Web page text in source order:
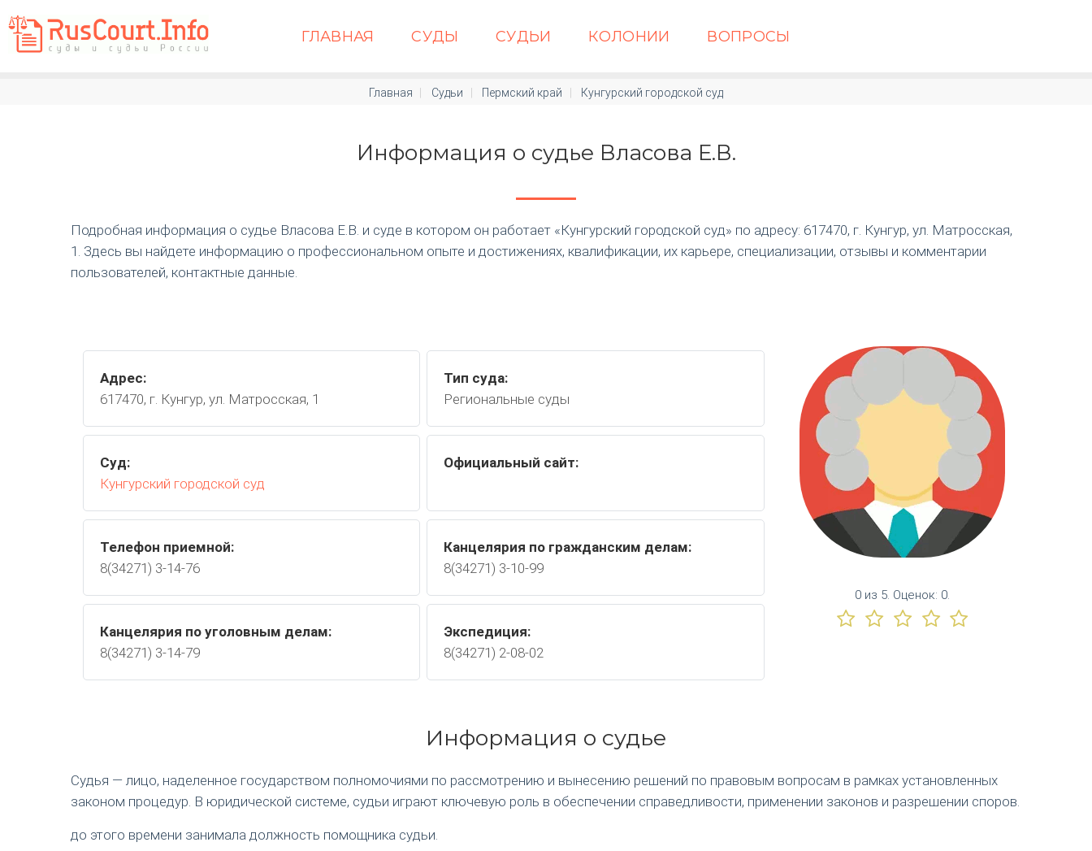
ГЛАВНАЯ СУДЫ СУДЬИ КОЛОНИИ ВОПРОСЫ
Главная Судьи Пермский край Кунгурский городской суд
Информация о судье Власова Е.В.
Подробная информация о судье Власова Е.В. и суде в котором он работает «Кунгурский городской суд» по адресу: 617470, г. Кунгур, ул. Матросская,
1. Здесь вы найдете информацию о профессиональном опыте и достижениях, квалификации, их карьере, специализации, отзывы и комментарии
пользователей, контактные данные.
Адрес:
617470, г. Кунгур, ул. Матросская, 1
Тип суда:
Региональные суды
Суд:
Кунгурский городской суд
Официальный сайт:
Телефон приемной:
8(34271) 3-14-76
Канцелярия по гражданским делам:
8(34271) 3-10-99
Канцелярия по уголовным делам:
8(34271) 3-14-79
Экспедиция:
8(34271) 2-08-02
0 из 5. Оценок: 0.
Информация о судье
Судья — лицо, наделенное государством полномочиями по рассмотрению и вынесению решений по правовым вопросам в рамках установленных
законом процедур. В юридической системе, судьи играют ключевую роль в обеспечении справедливости, применении законов и разрешении споров.
до этого времени занимала должность помощника судьи.